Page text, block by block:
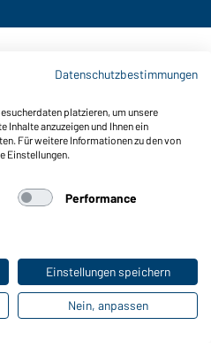
Einstellungen
Datenschutzbestimmungen
platzieren, um unsere
anzuzeigen und Ihnen ein
Für weitere Informationen zu den von
Einstellungen.
Performance
Einstellungen speichern
Nein, anpassen